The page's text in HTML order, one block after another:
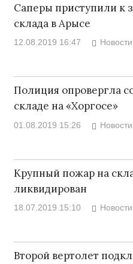
Саперы приступили к
склада в Арысе
12.08.2019 16:47 Новости
Полиция опровергла
складе на «Хоргосе»
01.08.2019 15:26 Новости
Крупный пожар на
ликвидирован
18.07.2019 15:10 Новости
Второй вертолет